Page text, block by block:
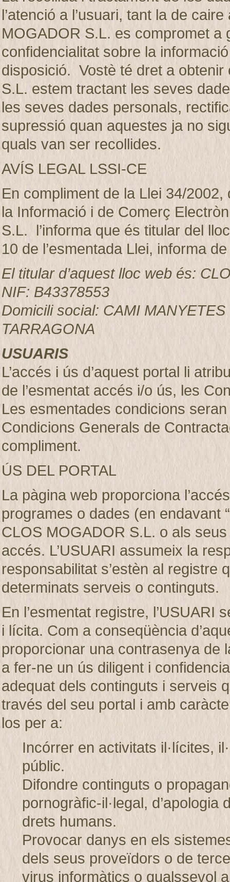
l’atenció a l’usuari, tant la de
MOGADOR S.L. es compromet
confidencialitat sobre la
disposició. Vostè té dret a
S.L. estem tractant les seves
les seves dades personals,
supressió quan aquestes ja no
quals van ser recollides.
AVÍS LEGAL LSSI-CE
En compliment de la Llei 34/2002,
la Informació i de Comerç
S.L. l’informa que és titular del
10 de l’esmentada Llei, informa
El titular d’aquest lloc web és:
NIF: B43378553
Domicili social: CAMI
TARRAGONA
USUARIS
L’accés i ús d’aquest portal li
de l’esmentat accés i/o ús, les
Les esmentades condicions
Condicions Generals de
compliment.
ÚS DEL PORTAL
La pàgina web proporciona
programes o dades (en endavant
CLOS MOGADOR S.L. o als
accés. L’USUARI assumeix la
responsabilitat s’estèn al registre
determinats serveis o continguts.
En l’esmentat registre, l’USUARI
i lícita. Com a conseqüència
proporcionar una contrasenya de
a fer-ne un ús diligent i
adequat dels continguts i serveis
través del seu portal i amb
los per a:
Incórrer en activitats il·lícites,
públic.
Difondre continguts o
pornogràfic-il·legal,
drets humans.
Provocar danys en els
dels seus proveïdors o de
virus informàtics o qualssevol